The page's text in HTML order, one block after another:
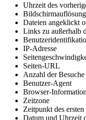
Uhrzeit des
Bildschirmauflösung
Dateien angeklickt
Links zu außerhalb
IP-Adresse
Seiten-URL
Anzahl der
Benutzer-Agent
Browser-
Zeitzone
Zeitpunkt des
Datum und Uhrzeit